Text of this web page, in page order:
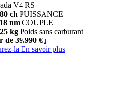
V4 RS
ch PUISSANCE
nm COUPLE
kg Poids sans carburant
de 39.990 € i
la En savoir plus